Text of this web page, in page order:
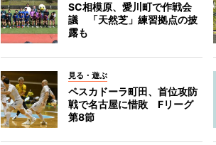
SC相模原、愛川町で作戦会
議 「天然芝」練習拠点の披
露も
見る・遊ぶ
ペスカドーラ町田、首位攻防
戦で名古屋に惜敗 Fリーグ
第8節